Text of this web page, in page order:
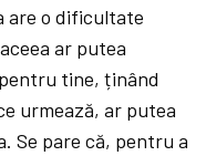
are o dificultate
ar putea
tine, ținând
urmează, ar putea
Se pare că, pentru a